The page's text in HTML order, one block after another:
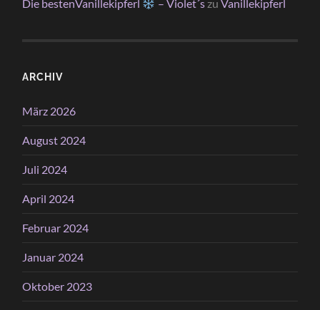
Die bestenVanillekipferl – Violet´szu Vanillekipferl
ARCHIV
März 2026
August 2024
Juli 2024
April 2024
Februar 2024
Januar 2024
Oktober 2023